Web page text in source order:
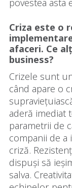
povestea asta
Criza este o
afaceri. Ce
business?
Crizele sunt
când apare o
aderă imediat
parametrii de
companii de a
criză.
dispuși să
salva.